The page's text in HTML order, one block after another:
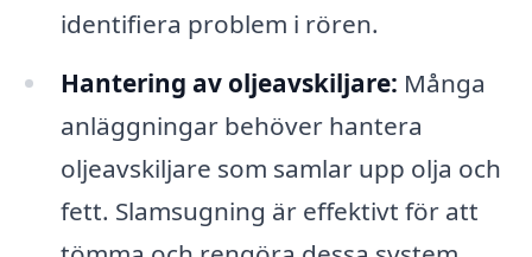
identifiera problem i rören.
Hantering av oljeavskiljare: Många
anläggningar behöver hantera
oljeavskiljare som samlar upp olja och
fett. Slamsugning är effektivt för att